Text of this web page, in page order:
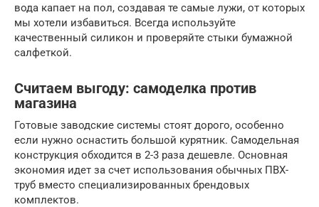
вода капает на пол, создавая те самые лужи, от которых
мы хотели избавиться. Всегда используйте
качественный силикон и проверяйте стыки бумажной
салфеткой.
Считаем выгоду: самоделка против
магазина
Готовые заводские системы стоят дорого, особенно
если нужно оснастить большой курятник. Самодельная
конструкция обходится в 2-3 раза дешевле. Основная
экономия идет за счет использования обычных ПВХ-
труб вместо специализированных брендовых
комплектов.